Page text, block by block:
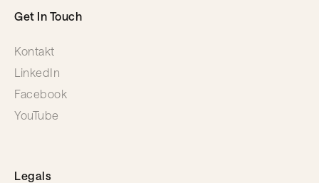
Get In Touch
Kontakt
LinkedIn
Facebook
YouTube
Legals